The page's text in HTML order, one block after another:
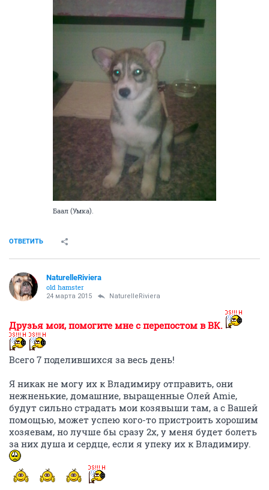
Баал (Умка).
ОТВЕТИТЬ
NaturelleRiviera
old hamster
24 марта 2015 NaturelleRiviera
Друзья мои, помогите мне с перепостом в ВК.
Всего 7 поделившихся за весь день!
Я никак не могу их к Владимиру отправить, они
нежненькие, домашние, выращенные Олей Amie,
будут сильно страдать мои козявыши там, а с Вашей
помощью, может успею кого-то пристроить хорошим
хозяевам, но лучше бы сразу 2х, у меня будет болеть
за них душа и сердце, если я упеку их к Владимиру.